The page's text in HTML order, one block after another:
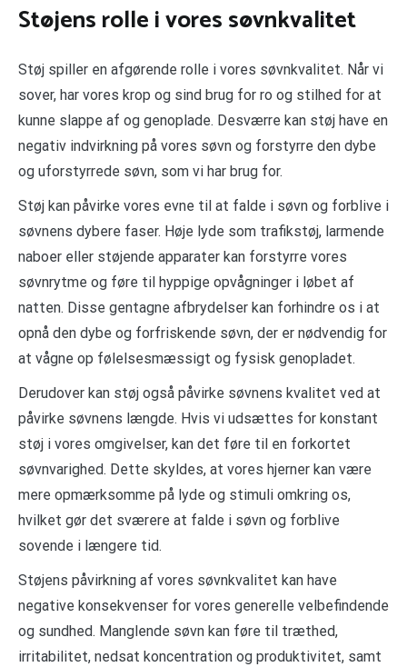
Støjens rolle i vores søvnkvalitet
Støj spiller en afgørende rolle i vores søvnkvalitet. Når vi
sover, har vores krop og sind brug for ro og stilhed for at
kunne slappe af og genoplade. Desværre kan støj have en
negativ indvirkning på vores søvn og forstyrre den dybe
og uforstyrrede søvn, som vi har brug for.
Støj kan påvirke vores evne til at falde i søvn og forblive i
søvnens dybere faser. Høje lyde som trafikstøj, larmende
naboer eller støjende apparater kan forstyrre vores
søvnrytme og føre til hyppige opvågninger i løbet af
natten. Disse gentagne afbrydelser kan forhindre os i at
opnå den dybe og forfriskende søvn, der er nødvendig for
at vågne op følelsesmæssigt og fysisk genopladet.
Derudover kan støj også påvirke søvnens kvalitet ved at
påvirke søvnens længde. Hvis vi udsættes for konstant
støj i vores omgivelser, kan det føre til en forkortet
søvnvarighed. Dette skyldes, at vores hjerner kan være
mere opmærksomme på lyde og stimuli omkring os,
hvilket gør det sværere at falde i søvn og forblive
sovende i længere tid.
Støjens påvirkning af vores søvnkvalitet kan have
negative konsekvenser for vores generelle velbefindende
og sundhed. Manglende søvn kan føre til træthed,
irritabilitet, nedsat koncentration og produktivitet, samt